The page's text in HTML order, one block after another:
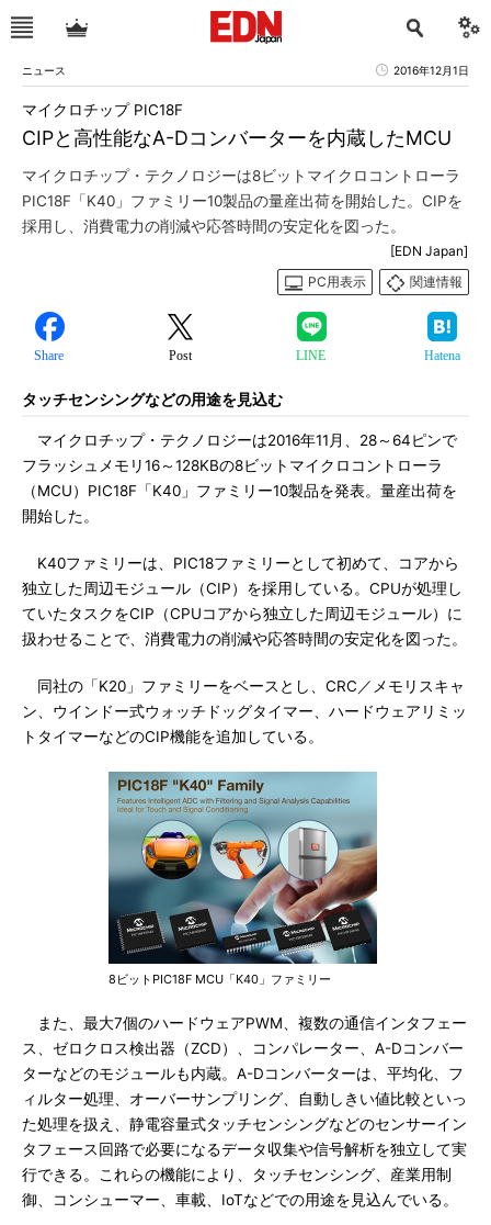
ニュース 2016年12月1日
CIPと高性能なA-Dコンバーターを内蔵したMCU
マイクロチップ PIC18F
マイクロチップ・テクノロジーは8ビットマイクロコントローラ
PIC18F「K40」ファミリー10製品の量産出荷を開始した。CIPを
採用し、消費電力の削減や応答時間の安定化を図った。
[EDN Japan]
PC用表示
関連情報
Share Post LINE Hatena
タッチセンシングなどの用途を見込む
マイクロチップ・テクノロジーは2016年11月、28～64ピンで
フラッシュメモリ16～128KBの8ビットマイクロコントローラ
（MCU）PIC18F「K40」ファミリー10製品を発表。量産出荷を
開始した。
K40ファミリーは、PIC18ファミリーとして初めて、コアから
独立した周辺モジュール（CIP）を採用している。CPUが処理し
ていたタスクをCIP（CPUコアから独立した周辺モジュール）に
扱わせることで、消費電力の削減や応答時間の安定化を図った。
同社の「K20」ファミリーをベースとし、CRC／メモリスキャ
ン、ウインドー式ウォッチドッグタイマー、ハードウェアリミッ
トタイマーなどのCIP機能を追加している。
8ビットPIC18F MCU「K40」ファミリー
また、最大7個のハードウェアPWM、複数の通信インタフェー
ス、ゼロクロス検出器（ZCD）、コンパレーター、A-Dコンバー
ターなどのモジュールも内蔵。A-Dコンバーターは、平均化、フ
ィルター処理、オーバーサンプリング、自動しきい値比較といっ
た処理を扱え、静電容量式タッチセンシングなどのセンサーイン
タフェース回路で必要になるデータ収集や信号解析を独立して実
行できる。これらの機能により、タッチセンシング、産業用制
御、コンシューマー、車載、IoTなどでの用途を見込んでいる。